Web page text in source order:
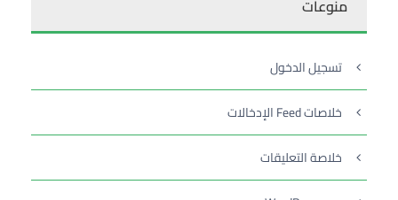
منوعات
تسجيل الدخول
خلاصات Feed الإدخالات
خلاصة التعليقات